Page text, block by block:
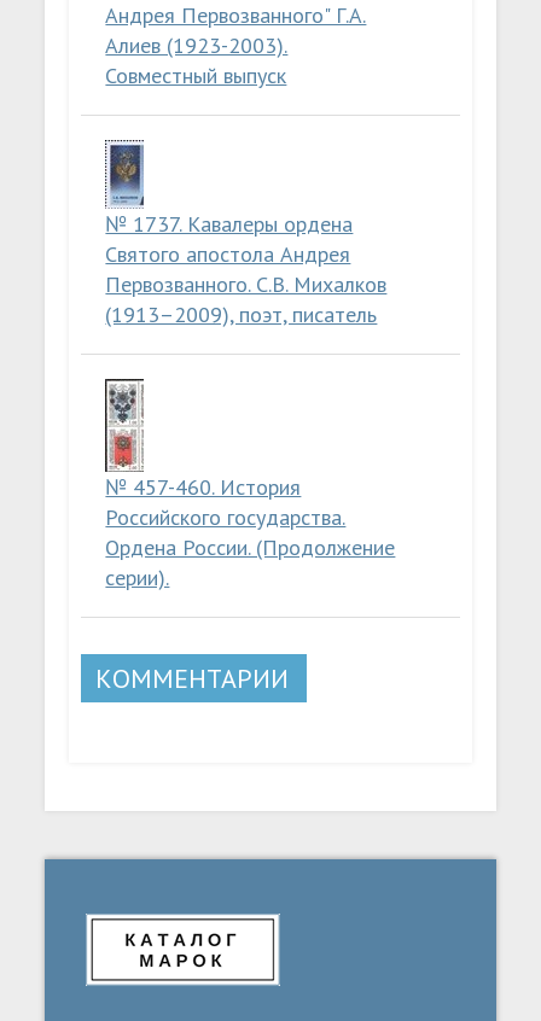
Андрея Первозванного" Г.А.
Алиев (1923-2003).
Совместный выпуск
№ 1737. Кавалеры ордена
Святого апостола Андрея
Первозванного. С.В. Михалков
(1913–2009), поэт, писатель
№ 457-460. История
Российского государства.
Ордена России. (Продолжение
серии).
КОММЕНТАРИИ